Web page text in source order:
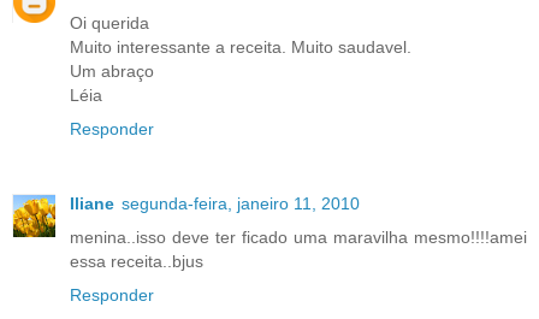
Oi querida
Muito interessante a receita. Muito saudavel.
Um abraço
Léia
Responder
Iliane segunda-feira, janeiro 11, 2010
menina..isso deve ter ficado uma maravilha mesmo!!!!amei
essa receita..bjus
Responder